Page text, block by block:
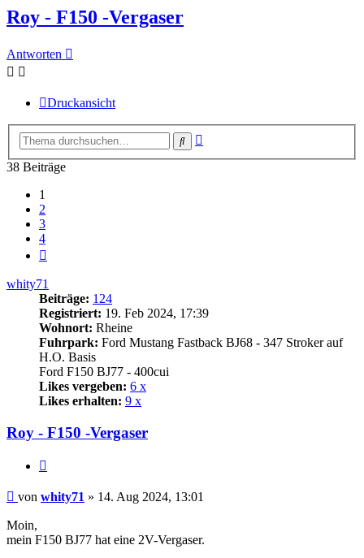
letzten
Beitrag
Roy - F150 -Vergaser
Antworten
Druckansicht
Suche
38 Beiträge
1
2
3
4
whity71
Beiträge: 124
Registriert: 19. Feb 2024, 17:39
Wohnort: Rheine
Fuhrpark: Ford Mustang Fastback BJ68 - 347 Stroker auf
H.O. Basis
Ford F150 BJ77 - 400cui
Likes vergeben: 6 x
Likes erhalten: 9 x
Roy - F150 -Vergaser
Beitrag
von whity71 » 14. Aug 2024, 13:01
Moin,
mein F150 BJ77 hat eine 2V-Vergaser.